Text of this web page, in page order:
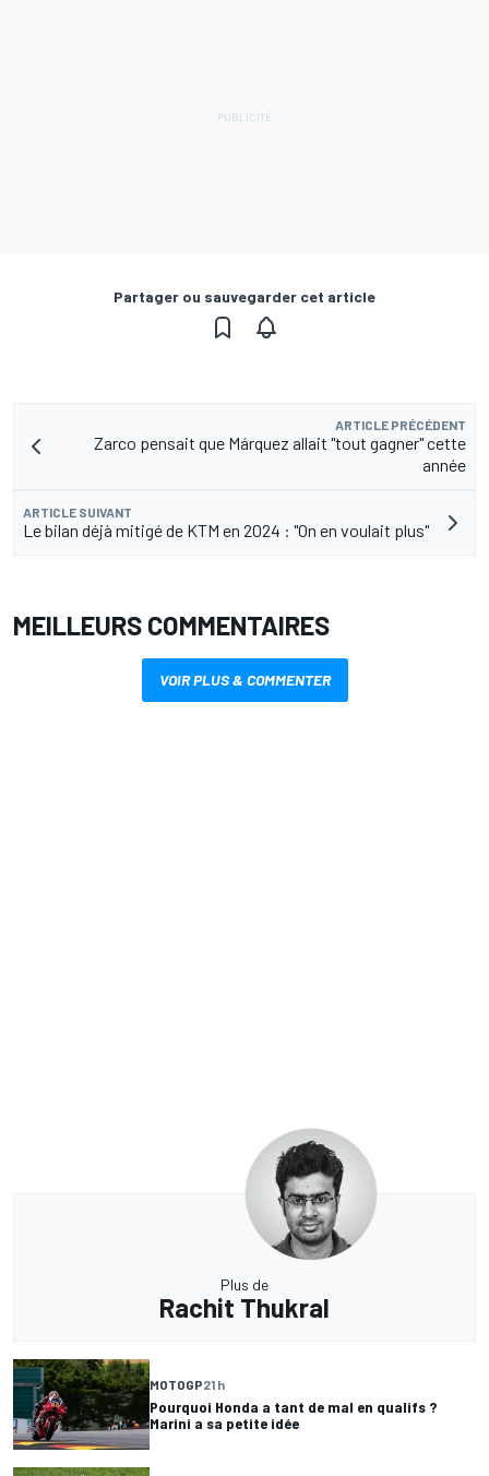
Partager ou sauvegarder cet article
ARTICLE PRÉCÉDENT
Zarco pensait que Márquez allait "tout gagner" cette
année
ARTICLE SUIVANT
Le bilan déjà mitigé de KTM en 2024 : "On en voulait plus"
MEILLEURS COMMENTAIRES
VOIR PLUS & COMMENTER
Plus de
Rachit Thukral
MOTOGP21 h
Pourquoi Honda a tant de mal en qualifs ?
Marini a sa petite idée